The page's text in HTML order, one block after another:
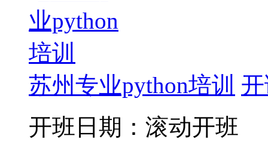
苏州专业python培训
开班日期：滚动开班